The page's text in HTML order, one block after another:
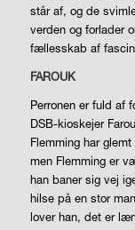
står af, og de
verden og forlader
fællesskab af
FAROUK
Perronen er fuld af
DSB-kioskejer
Flemming har
men Flemming er
han baner sig vej
hilse på en stor
lover han, det er